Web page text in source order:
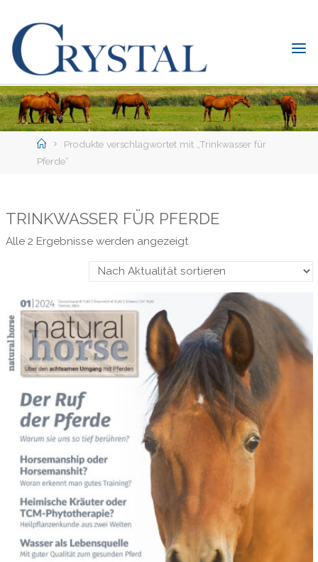
content
Crystal
Verlag
DER
ONLINE-
SHOP
PFERDEFREUNDE
HomeProdukte verschlagwortet mit „Trinkwasser für
Pferde“
TRINKWASSER FÜR PFERDE
Alle 2 Ergebnisse werden angezeigtNach
sortiert